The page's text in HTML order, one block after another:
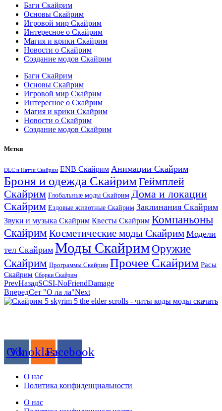
Баги Скайрим
Основы Скайрим
Игровой мир Скайрим
Интересное о Скайрим
Магия и крики Скайрим
Новости о Скайрим
Создание модов Скайрим
Баги Скайрим
Основы Скайрим
Игровой мир Скайрим
Интересное о Скайрим
Магия и крики Скайрим
Новости о Скайрим
Создание модов Скайрим
Метки
DLC и Патчи Скайрим ENB Скайрим Анимации Скайрим
Броня и одежда СкайримГеймплей
Скайрим Глобальные моды Скайрим Дома и локации
Скайрим Ездовые животные Скайрим Заклинания Скайрим
Звуки и музыка Скайрим Квесты Скайрим Компаньоны
Скайрим Косметические моды Скайрим Модели
тел Скайрим Моды Скайрим Оружие
Скайрим Программы Скайрим Прочее Скайрим Расы
Скайрим Сборки Скайрим
PrevНазадSCSI-NoFriendDamage
ВпередСет "О ла ла"Next
Vk
Odnoklassniki
Facebook
О нас
Политика конфиденциальности
О нас